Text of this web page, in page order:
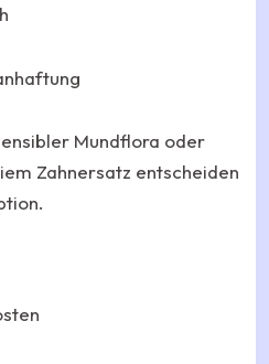
Mundflora oder
Zahnersatz entscheiden